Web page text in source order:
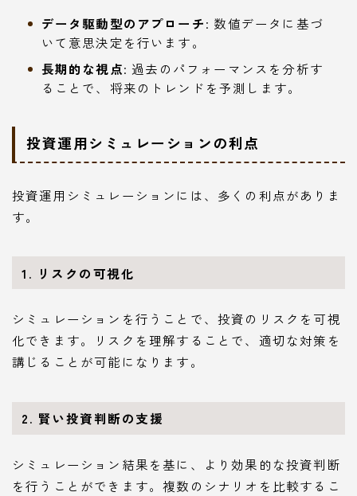
データ駆動型のアプローチ: 数値データに基づ
いて意思決定を行います。
長期的な視点: 過去のパフォーマンスを分析す
ることで、将来のトレンドを予測します。
投資運用シミュレーションの利点
投資運用シミュレーションには、多くの利点がありま
す。
1. リスクの可視化
シミュレーションを行うことで、投資のリスクを可視
化できます。リスクを理解することで、適切な対策を
講じることが可能になります。
2. 賢い投資判断の支援
シミュレーション結果を基に、より効果的な投資判断
を行うことができます。複数のシナリオを比較するこ